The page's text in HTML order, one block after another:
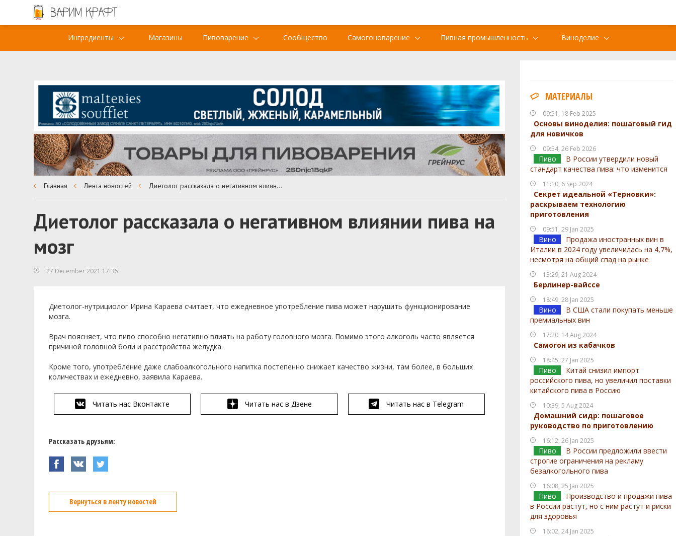
Ингредиенты Магазины Пивоварение Сообщество Самогоноварение Пивная промышленность Виноделие
МАТЕРИАЛЫ
09:51, 18 Feb 2025
Основы виноделия: пошаговый гид
для новичков
09:54, 26 Feb 2026
Пиво
В России утвердили новый
стандарт качества пива: что изменится
11:10, 6 Sep 2024
Секрет идеальной «Терновки»:
раскрываем технологию
приготовления
09:51, 29 Jan 2025
Вино
Продажа иностранных вин в
Италии в 2024 году увеличилась на 4,7%,
несмотря на общий спад на рынке
13:29, 21 Aug 2024
Берлинер-вайссе
18:49, 28 Jan 2025
Вино
В США стали покупать меньше
премиальных вин
17:20, 14 Aug 2024
Самогон из кабачков
18:45, 27 Jan 2025
Пиво
Китай снизил импорт
российского пива, но увеличил поставки
китайского пива в Россию
10:39, 5 Aug 2024
Домашний сидр: пошаговое
руководство по приготовлению
16:12, 26 Jan 2025
Пиво
В России предложили ввести
строгие ограничения на рекламу
безалкогольного пива
16:08, 25 Jan 2025
Пиво
Производство и продажи пива
в России растут, но с ним растут и риски
для здоровья
16:02, 24 Jan 2025
Главная Лента новостей Диетолог рассказала о негативном влиянии пива на мозг
Диетолог рассказала о негативном влиянии пива на
мозг
27 December 2021 17:36
Диетолог-нутрициолог Ирина Караева считает, что ежедневное употребление пива может нарушить функционирование
мозга.
Врач поясняет, что пиво способно негативно влиять на работу головного мозга. Помимо этого алкоголь часто является
причиной головной боли и расстройства желудка.
Кроме того, употребление даже слабоалкогольного напитка постепенно снижает качество жизни, там более, в больших
количествах и ежедневно, заявила Караева.
Читать нас Вконтакте Читать нас в Дзене Читать нас в Telegram
Рассказать друзьям:
Вернуться в ленту новостей